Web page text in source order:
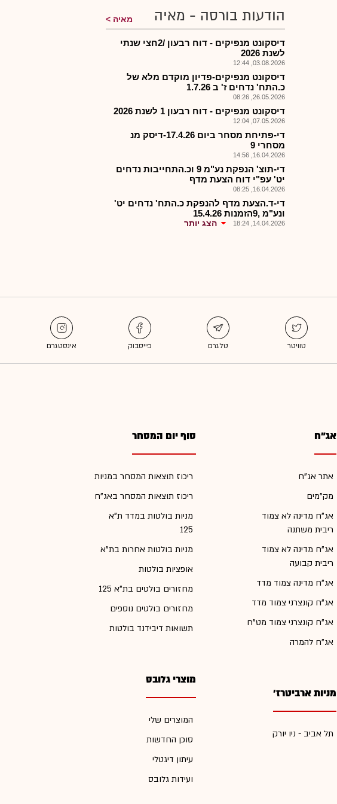
הודעות בורסה - מאיה מאיה
דיסקונט מנפיקים - דוח רבעון /2חצי שנתי
לשנת 2026
03.08.2026, 12:44
דיסקונט מנפיקים-פדיון מוקדם מלא של
כ.התח' נדחים ז' ב 1.7.26
26.05.2026, 08:26
דיסקונט מנפיקים - דוח רבעון 1 לשנת 2026
07.05.2026, 12:04
די-פתיחת מסחר ביום 17.4.26-דיסק מנ
מסחרי 9
16.04.2026, 14:56
די-תוצ' הנפקת נע"מ 9 וכ.התחייבות נדחים
יט' עפ"י דוח הצעת מדף
16.04.2026, 08:25
די-ד.הצעת מדף להנפקת כ.התח' נדחים יט'
ונע"מ ,9הזמנות 15.4.26
14.04.2026, 18:24 הצג יותר
אג"ח
אתר אג"ח
מק"מים
אג"ח מדינה לא צמוד
ריבית משתנה
אג"ח מדינה לא צמוד
ריבית קבועה
אג"ח מדינה צמוד מדד
אג"ח קונצרני צמוד מדד
אג"ח קונצרני צמוד מט"ח
אג"ח להמרה
מניות ארביטרז'
תל אביב - ניו יורק
סוף יום המסחר
ריכוז תוצאות המסחר במניות
ריכוז תוצאות המסחר באג"ח
מניות בולטות במדד ת"א
125
מניות בולטות אחרות בת"א
אופציות בולטות
מחזורים בולטים בת"א 125
מחזורים בולטים נוספים
תשואות דיבידנד בולטות
מוצרי גלובס
המוצרים שלי
סוכן החדשות
עיתון דיגטלי
ועידות גלובס